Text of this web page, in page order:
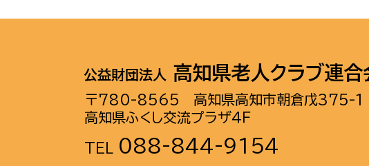
〒780-8565 高知県高知市朝倉戊375-1
高知県ふくし交流プラザ４Ｆ
TEL 088-844-9154